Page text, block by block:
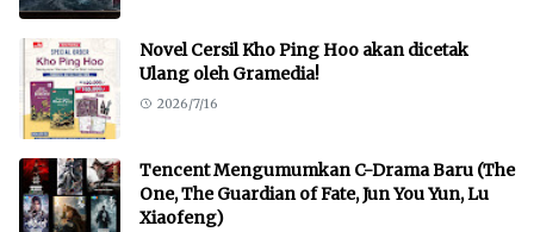
Novel Cersil Kho Ping Hoo akan dicetak
Ulang oleh Gramedia!
2026/7/16
Tencent Mengumumkan C-Drama Baru (The
One, The Guardian of Fate, Jun You Yun, Lu
Xiaofeng)